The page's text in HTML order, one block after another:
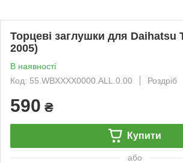
Торцеві заглушки для Daihatsu
2005)
В наявності
Код: 55.WBXXXX0000.ALL.0.00
Роздріб
590 ₴
Купити
або